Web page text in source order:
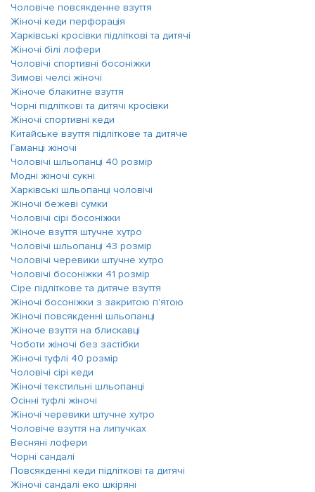
Чоловіче повсякденне взуття
Жіночі кеди перфорація
Харківські кросівки підліткові та дитячі
Жіночі білі лофери
Чоловічі спортивні босоніжки
Зимові челсі жіночі
Жіноче блакитне взуття
Чорні підліткові та дитячі кросівки
Жіночі спортивні кеди
Китайське взуття підліткове та дитяче
Гаманці жіночі
Чоловічі шльопанці 40 розмір
Модні жіночі сукні
Харківські шльопанці чоловічі
Жіночі бежеві сумки
Чоловічі сірі босоніжки
Жіноче взуття штучне хутро
Чоловічі шльопанці 43 розмір
Чоловічі черевики штучне хутро
Чоловічі босоніжки 41 розмір
Сіре підліткове та дитяче взуття
Жіночі босоніжки з закритою п'ятою
Жіночі повсякденні шльопанці
Жіноче взуття на блискавці
Чоботи жіночі без застібки
Жіночі туфлі 40 розмір
Чоловічі сірі кеди
Жіночі текстильні шльопанці
Осінні туфлі жіночі
Жіночі черевики штучне хутро
Чоловіче взуття на липучках
Весняні лофери
Чорні сандалі
Повсякденні кеди підліткові та дитячі
Жіночі сандалі еко шкіряні